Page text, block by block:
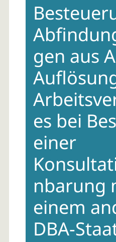
content
gen aus
es bei
einer
nbarung
einem
DBA-